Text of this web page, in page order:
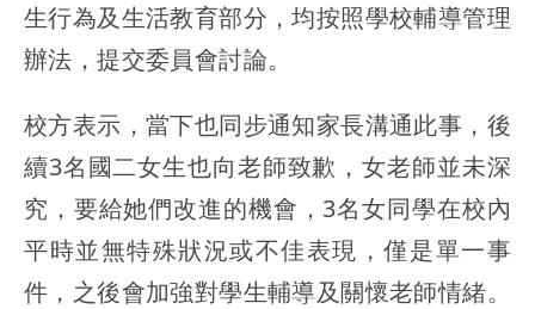
生行為及生活教育部分，均按照學校輔導管理
辦法，提交委員會討論。
校方表示，當下也同步通知家長溝通此事，後
續3名國二女生也向老師致歉，女老師並未深
究，要給她們改進的機會，3名女同學在校內
平時並無特殊狀況或不佳表現，僅是單一事
件，之後會加強對學生輔導及關懷老師情緒。